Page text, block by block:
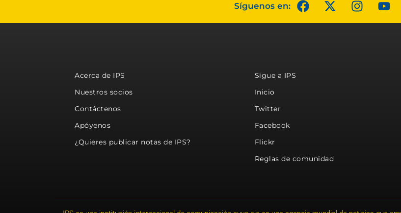
Síguenos en:
Acerca de IPS
Nuestros socios
Contáctenos
Apóyenos
¿Quieres publicar notas de IPS?
Sigue a IPS
Inicio
Twitter
Facebook
Flickr
Reglas de comunidad